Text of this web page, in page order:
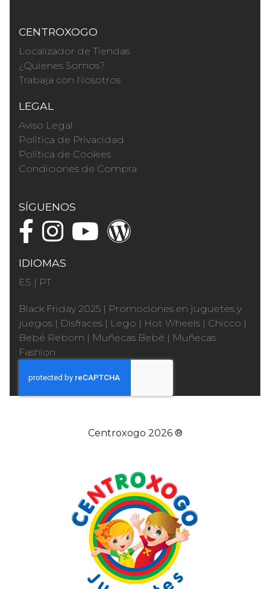
CENTROXOGO
Localizador de Tiendas
¿Quienes Somos?
Trabaja con Nosotros
LEGAL
Aviso Legal
Política de Privacidad
Política de Cookies
Condiciones de Compra
SÍGUENOS
IDIOMAS
ES | PT
Black Friday 2025 | Promociones en juguetes y
juegos | Disfraces | Lego | Hot Wheels | Chicco |
Bebé Reborn | Muñecas Bebé | Muñecas
Fashion
Centroxogo 2026 ®